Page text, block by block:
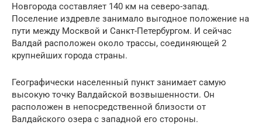
Новгорода составляет 140 км на северо-запад.
Поселение издревле занимало выгодное положение на
пути между Москвой и Санкт-Петербургом. И сейчас
Валдай расположен около трассы, соединяющей 2
крупнейших города страны.
Географически населенный пункт занимает самую
высокую точку Валдайской возвышенности. Он
расположен в непосредственной близости от
Валдайского озера с западной его стороны.